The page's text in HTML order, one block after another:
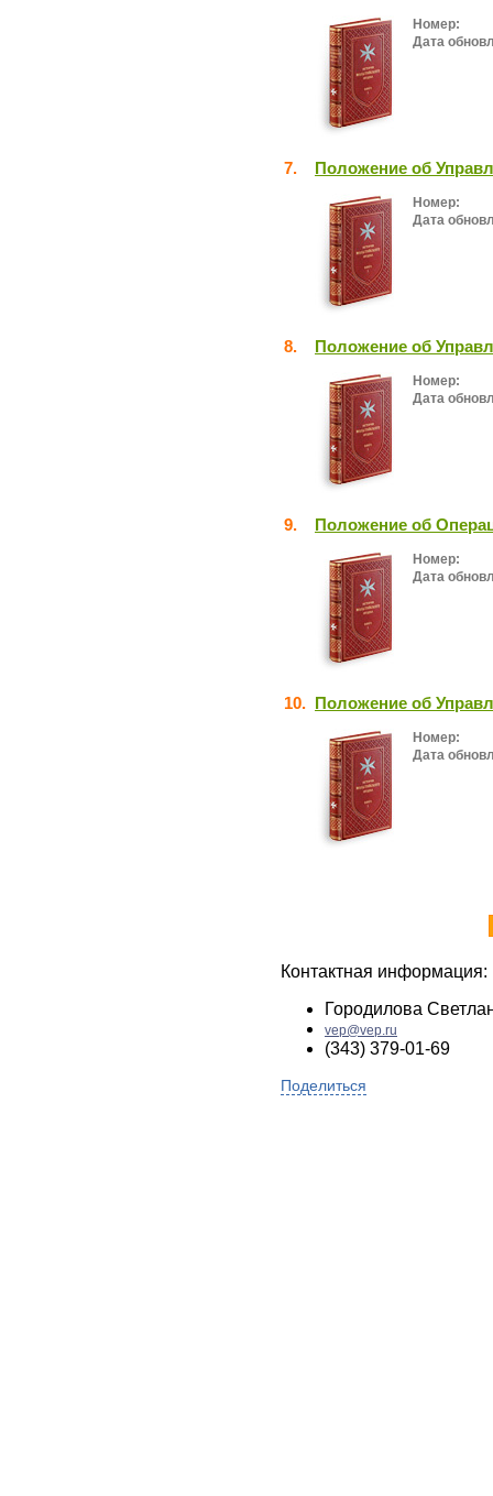
Номер:
Дата
7. Положение об
Номер:
Дата
8. Положение об
Номер:
Дата
9. Положение об
Номер:
Дата
10. Положение об
Номер:
Дата
Контактная информация:
Городилова
vep@vep.ru
(343) 379-01-69
Поделиться